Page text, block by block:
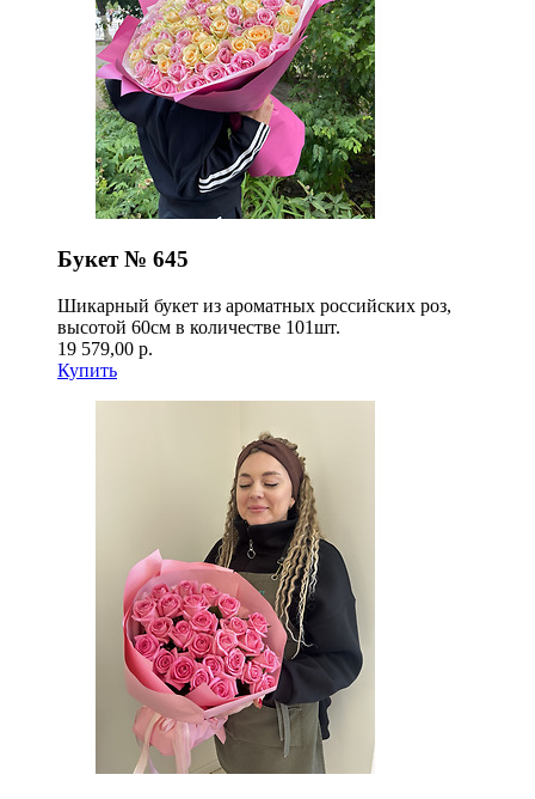
Букет № 645
Шикарный букет из ароматных российских роз,
высотой 60см в количестве 101шт.
19 579,00 р.
Купить